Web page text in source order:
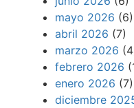
mayo 2026 (6)
abril 2026 (7)
marzo 2026
febrero 2026
enero 2026 (7)
diciembre